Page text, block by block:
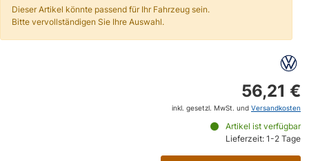
Dieser Artikel könnte passend für Ihr Fahrzeug sein.
Bitte vervollständigen Sie Ihre Auswahl.
56,21 €
inkl. gesetzl. MwSt. und Versandkosten
Artikel ist verfügbar
Lieferzeit: 1-2 Tage